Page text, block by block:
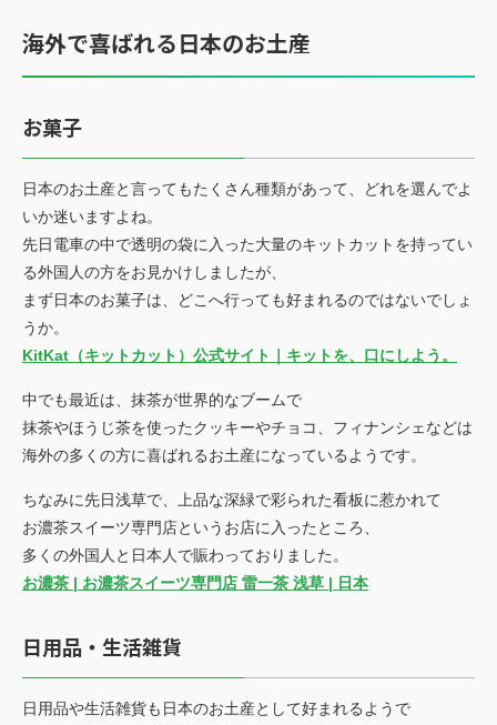
海外で喜ばれる日本のお土産
お菓子
日本のお土産と言ってもたくさん種類があって、どれを選んでよ
いか迷いますよね。
先日電車の中で透明の袋に入った大量のキットカットを持ってい
る外国人の方をお見かけしましたが、
まず日本のお菓子は、どこへ行っても好まれるのではないでしょ
うか。
KitKat（キットカット）公式サイト｜キットを、口にしよう。
中でも最近は、抹茶が世界的なブームで
抹茶やほうじ茶を使ったクッキーやチョコ、フィナンシェなどは
海外の多くの方に喜ばれるお土産になっているようです。
ちなみに先日浅草で、上品な深緑で彩られた看板に惹かれて
お濃茶スイーツ専門店というお店に入ったところ、
多くの外国人と日本人で賑わっておりました。
お濃茶 | お濃茶スイーツ専門店 雷一茶 浅草 | 日本
日用品・生活雑貨
日用品や生活雑貨も日本のお土産として好まれるようで